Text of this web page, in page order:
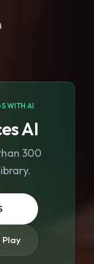
WITH AI
AI
300
Play